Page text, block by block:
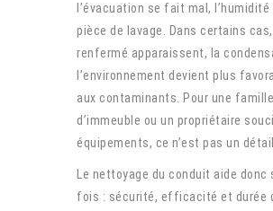
l’évacuation se fait mal,
pièce de lavage. Dans certains
renfermé apparaissent, la
l’environnement devient plus
aux contaminants. Pour une
d’immeuble ou un propriétaire
équipements, ce n’est pas un détail.
Le nettoyage du conduit aide
fois : sécurité, efficacité et durée